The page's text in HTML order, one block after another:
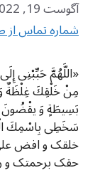
آگوست 19, 2022
شماره تماس از طریق
«اللَّهُمَّ حَبِّبْنِی
مِنْ خَلْقِكَ غِلْظَةٌ وَ
بَسِیطَةٍ وَ
سَخَطِی بِاسْمِكَ
خلقک و افض
حقک برحمتک